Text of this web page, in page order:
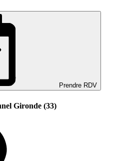
Prendre RDV
Gironde (33)